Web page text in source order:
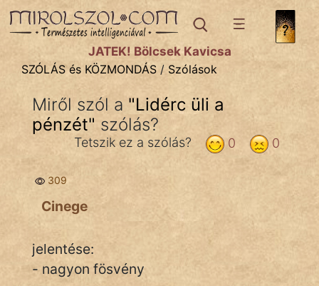
SZÓLÁS ÉS KÖZMONDÁStémák:
Bibliai
Közmondások
Szállóigék
Szóláscsoportok
Szólások
Tréfás
JÁTÉK! Bölcsek Kavicsa
SZÓLÁS és KÖZMONDÁS / Szólások
Miről szól a "Lidérc üli a
pénzét" szólás?
0
0
Tetszik ez a szólás?
309
Cinege
jelentése:
- nagyon fösvény